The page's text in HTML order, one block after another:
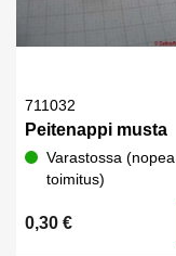
711032
Peitenappi musta
Varastossa (nopea
toimitus)
0,30 €